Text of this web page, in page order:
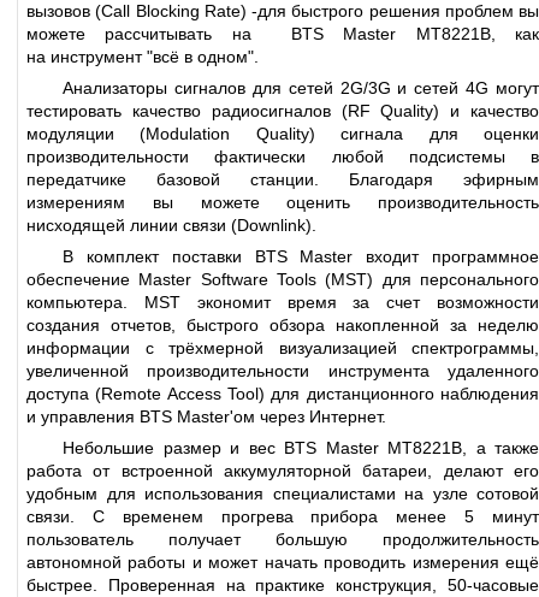
вызовов (Call Blocking Rate) -для быстрого решения проблем вы
можете рассчитывать на BTS Master MT8221B, как
на инструмент "всё в одном".
Анализаторы сигналов для сетей 2G/3G и сетей 4G могут
тестировать качество радиосигналов (RF Quality) и качество
модуляции (Modulation Quality) сигнала для оценки
производительности фактически любой подсистемы в
передатчике базовой станции. Благодаря эфирным
измерениям вы можете оценить производительность
нисходящей линии связи (Downlink).
В комплект поставки BTS Master входит программное
обеспечение Master Software Tools (MST) для персонального
компьютера. MST экономит время за счет возможности
создания отчетов, быстрого обзора накопленной за неделю
информации с трёхмерной визуализацией спектрограммы,
увеличенной производительности инструмента удаленного
доступа (Remote Access Tool) для дистанционного наблюдения
и управления BTS Master'ом через Интернет.
Небольшие размер и вес BTS Master MT8221B, а также
работа от встроенной аккумуляторной батареи, делают его
удобным для использования специалистами на узле сотовой
связи. С временем прогрева прибора менее 5 минут
пользователь получает большую продолжительность
автономной работы и может начать проводить измерения ещё
быстрее. Проверенная на практике конструкция, 50-часовые